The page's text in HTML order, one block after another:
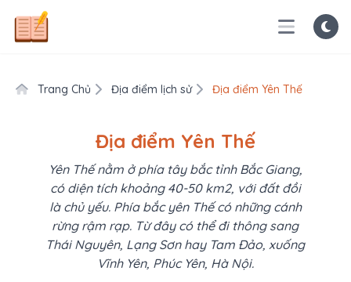
Trang Chủ Địa điểm lịch sử Địa điểm Yên Thế
Địa điểm Yên Thế
Yên Thế nằm ở phía tây bắc tỉnh Bắc Giang,
có diện tích khoảng 40-50 km2, với đất đồi
là chủ yếu. Phía bắc yên Thế có những cánh
rừng rậm rạp. Từ đây có thể đi thông sang
Thái Nguyên, Lạng Sơn hay Tam Đảo, xuống
Vĩnh Yên, Phúc Yên, Hà Nội.